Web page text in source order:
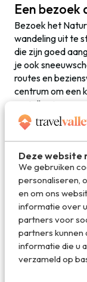
Deze website
We gebruiken
personaliseren,
en om ons
informatie over
partners voor
partners
informatie die u
verzameld op
Een bezoek
Bezoek het
wandeling uit te
die zijn goed
je ook
routes en
centrum om een
vertellen je
over alles wat je
Kamperen in
het Naturum wel
Lövö of